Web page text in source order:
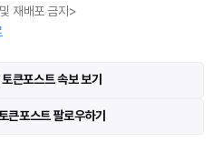
재배포 금지>
큰포스트 속보 보기
큰포스트 팔로우하기